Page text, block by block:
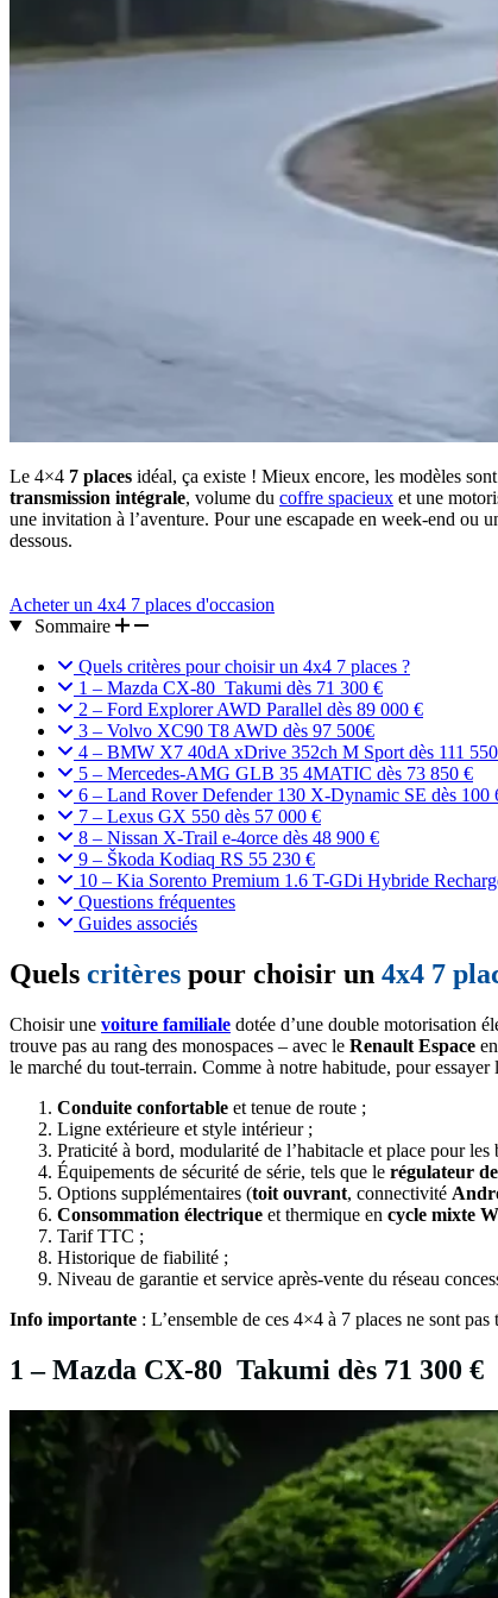
Le 4×4 7 places idéal, ça existe ! Mieux encore, les modèles
transmission intégrale, volume du coffre spacieux et une
une invitation à l’aventure. Pour une escapade en week-end ou
dessous.
Acheter un 4x4 7 places d'occasion
Sommaire
Quels critères pour choisir un 4x4 7 places ?
1 – Mazda CX-80 Takumi dès 71 300 €
2 – Ford Explorer AWD Parallel dès 89 000 €
3 – Volvo XC90 T8 AWD dès 97 500€
4 – BMW X7 40dA xDrive 352ch M Sport dès 111
5 – Mercedes-AMG GLB 35 4MATIC dès 73 850 €
6 – Land Rover Defender 130 X-Dynamic SE dès 100
7 – Lexus GX 550 dès 57 000 €
8 – Nissan X-Trail e-4orce dès 48 900 €
9 – Škoda Kodiaq RS 55 230 €
10 – Kia Sorento Premium 1.6 T-GDi Hybride
Questions fréquentes
Guides associés
Quels critères pour choisir un 4x4 7
Choisir une voiture familiale dotée d’une double motorisation
trouve pas au rang des monospaces – avec le Renault Espace
le marché du tout-terrain. Comme à notre habitude, pour
Conduite confortable et tenue de route ;
Ligne extérieure et style intérieur ;
Praticité à bord, modularité de l’habitacle et place pour les
Équipements de sécurité de série, tels que le régulateur
Options supplémentaires (toit ouvrant, connectivité
Consommation électrique et thermique en cycle mixte
Tarif TTC ;
Historique de fiabilité ;
Niveau de garantie et service après-vente du réseau
Info importante : L’ensemble de ces 4×4 à 7 places ne sont
1 – Mazda CX-80 Takumi dès 71 300 €